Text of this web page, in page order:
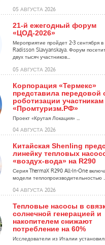
05 АВГУСТА 2026
21-й ежегодный форум
«ЦОД-2026»
Мероприятие пройдет 2-3 сентября в
Radisson Slavyanskaya. Форум
двух тысяч участников...
05 АВГУСТА 2026
Корпорация «Термекс»
представила передовой
роботизации участникам
«Промтуризм.РФ»
Проект «Крутая Локация» ...
04 АВГУСТА 2026
Китайская Shenling
линейку тепловых
«воздух-вода» на R290
Серия ThermaX R290 All-In-One
модели теплопроизводительностью ...
04 АВГУСТА 2026
Тепловые насосы в
солнечной генерацией и
накопителем снижают
потребление на 60%
Исследователи из Италии установили